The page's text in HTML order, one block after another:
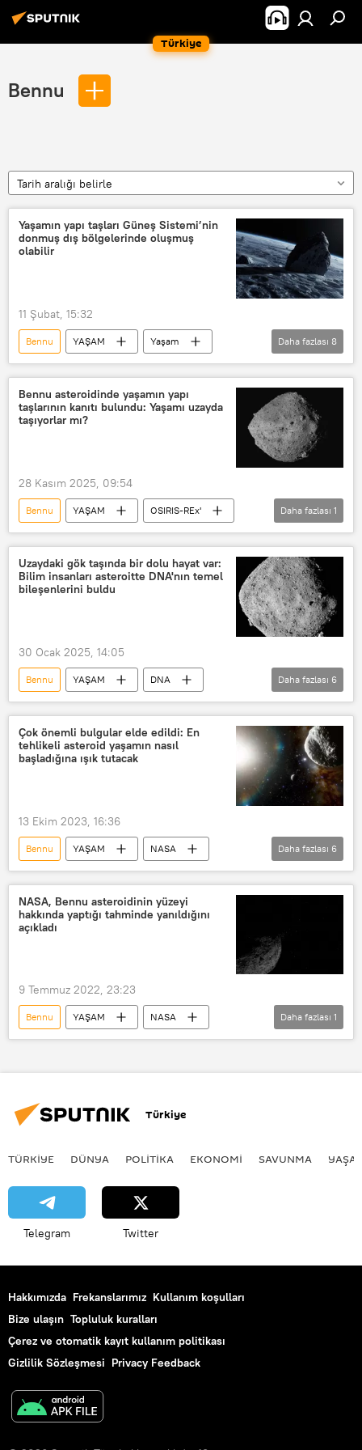
Türkiye
Bennu
Tarih aralığı belirle
Yaşamın yapı taşları Güneş Sistemi’nin
donmuş dış bölgelerinde oluşmuş
olabilir
11 Şubat, 15:32
Bennu YAŞAM
Yaşam
Uzay
Asteroit
Güneş Sistemi
Dünya
ABD
Güneş
kimya
OSIRIS-REx'
Daha fazlası 8
Bennu asteroidinde yaşamın yapı
taşlarının kanıtı bulundu: Yaşamı uzayda
taşıyorlar mı?
28 Kasım 2025, 09:54
Bennu YAŞAM
OSIRIS-REx'
NASA
Daha fazlası 1
Uzaydaki gök taşında bir dolu hayat var:
Bilim insanları asteroitte DNA'nın temel
bileşenlerini buldu
30 Ocak 2025, 14:05
Bennu YAŞAM
DNA
OSIRIS-REx'
NASA
Dünya
meteor
Asteroid
uzayda yaşam
Daha fazlası 6
Çok önemli bulgular elde edildi: En
tehlikeli asteroid yaşamın nasıl
başladığına ışık tutacak
13 Ekim 2023, 16:36
Bennu YAŞAM
NASA
Amerikan Havacılık ve Uzay Ajansı (NASA)
Uzay
OSIRIS-REx'
toz
Kapsül
Daha fazlası 6
NASA, Bennu asteroidinin yüzeyi
hakkında yaptığı tahminde yanıldığını
açıkladı
9 Temmuz 2022, 23:23
Bennu YAŞAM
NASA
Asteroit
Daha fazlası 1
Türkiye
TÜRKIYE DÜNYA POLİTİKA EKONOMİ SAVUNMA
Telegram Twitter
Hakkımızda Frekanslarımız Kullanım koşulları
Bize ulaşın Topluluk kuralları
Çerez ve otomatik kayıt kullanım politikası
Gizlilik Sözleşmesi Privacy Feedback